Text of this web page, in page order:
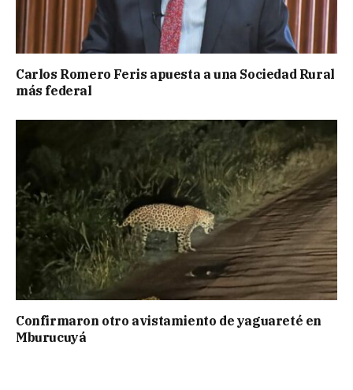
Carlos Romero Feris apuesta a una Sociedad Rural
más federal
Confirmaron otro avistamiento de yaguareté en
Mburucuyá